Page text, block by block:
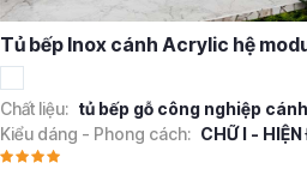
Tủ bếp Inox cánh Acrylic hệ
Chất liệu: tủ bếp gỗ công nghiệp
Kiểu dáng - Phong cách: CHỮ I -